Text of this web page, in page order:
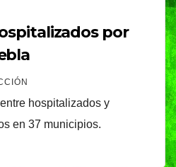
por
hospitalizados y
en 37 municipios.